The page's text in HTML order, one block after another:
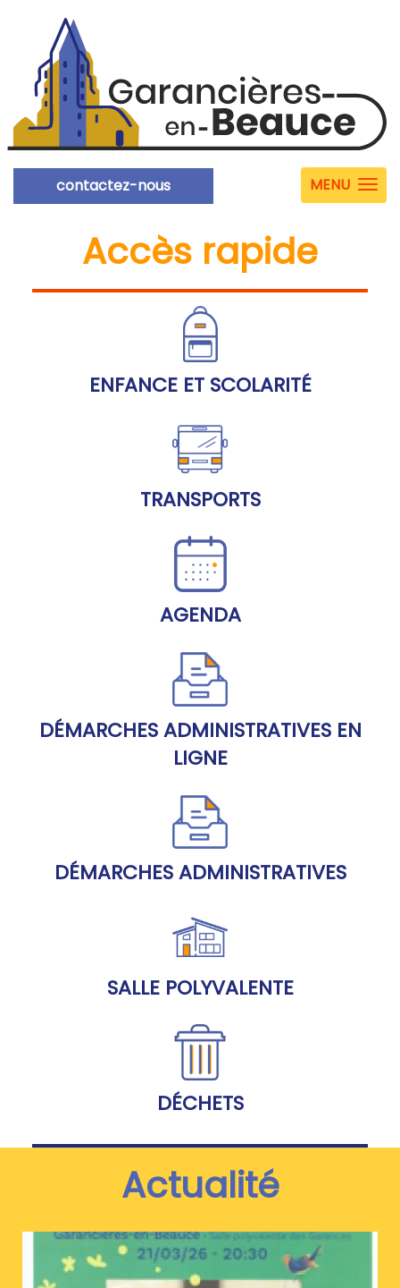
contactez-nous MENU
Accès rapide
ENFANCE ET SCOLARITÉ
TRANSPORTS
AGENDA
DÉMARCHES ADMINISTRATIVES EN
LIGNE
DÉMARCHES ADMINISTRATIVES
SALLE POLYVALENTE
DÉCHETS
Actualité